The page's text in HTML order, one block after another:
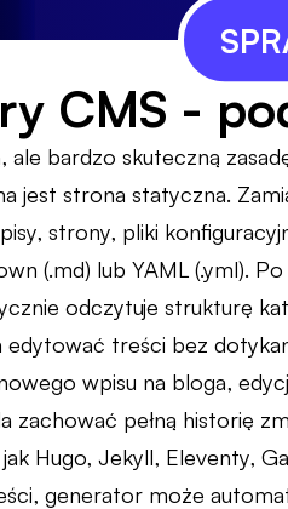
CMS -
ale bardzo skuteczną
jest strona statyczna.
strony, pliki
(.md) lub YAML (.yml).
odczytuje strukturę
treści bez
wpisu na bloga,
pełną historię
Hugo, Jekyll, Eleventy,
generator może